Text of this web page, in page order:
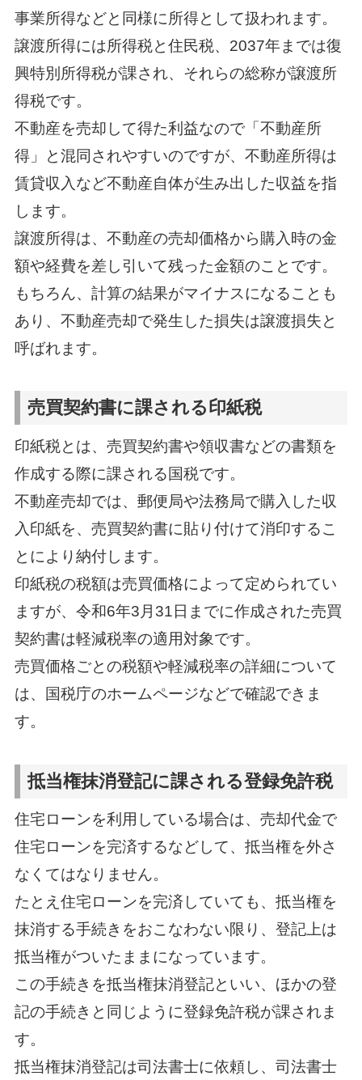
事業所得などと同様に所得として扱われます。
譲渡所得には所得税と住民税、2037年までは復
興特別所得税が課され、それらの総称が譲渡所
得税です。
不動産を売却して得た利益なので「不動産所
得」と混同されやすいのですが、不動産所得は
賃貸収入など不動産自体が生み出した収益を指
します。
譲渡所得は、不動産の売却価格から購入時の金
額や経費を差し引いて残った金額のことです。
もちろん、計算の結果がマイナスになることも
あり、不動産売却で発生した損失は譲渡損失と
呼ばれます。
売買契約書に課される印紙税
印紙税とは、売買契約書や領収書などの書類を
作成する際に課される国税です。
不動産売却では、郵便局や法務局で購入した収
入印紙を、売買契約書に貼り付けて消印するこ
とにより納付します。
印紙税の税額は売買価格によって定められてい
ますが、令和6年3月31日までに作成された売買
契約書は軽減税率の適用対象です。
売買価格ごとの税額や軽減税率の詳細について
は、国税庁のホームページなどで確認できま
す。
抵当権抹消登記に課される登録免許税
住宅ローンを利用している場合は、売却代金で
住宅ローンを完済するなどして、抵当権を外さ
なくてはなりません。
たとえ住宅ローンを完済していても、抵当権を
抹消する手続きをおこなわない限り、登記上は
抵当権がついたままになっています。
この手続きを抵当権抹消登記といい、ほかの登
記の手続きと同じように登録免許税が課されま
す。
抵当権抹消登記は司法書士に依頼し、司法書士